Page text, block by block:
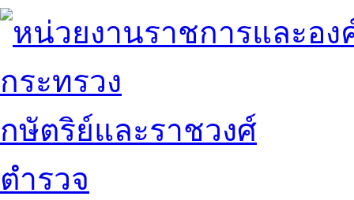
กระทรวง
กษัตริย์และราชวงศ์
ตำรวจ